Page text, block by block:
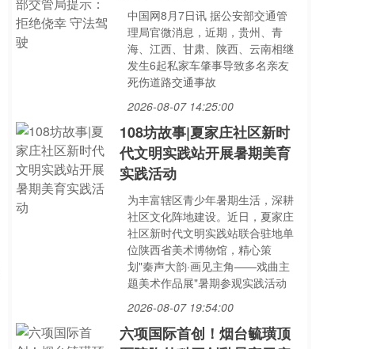
中国网8月7日讯 据公安部交通管
理局官微消息，近期，贵州、青
海、江西、甘肃、陕西、云南相继
发生6起私家车肇事导致多名亲友
死伤道路交通事故
2026-08-07 14:25:00
108坊故事|夏家庄社区新时
代文明实践站开展暑期美育
实践活动
为丰富辖区青少年暑期生活，深耕
社区文化阵地建设。近日，夏家庄
社区新时代文明实践站联合驻地单
位陕西省美术博物馆，精心策
划"秦声大韵·画见主角——戏曲主
题美术作品展"暑期参观实践活动
2026-08-07 19:54:00
六项国际首创！烟台毓璜顶